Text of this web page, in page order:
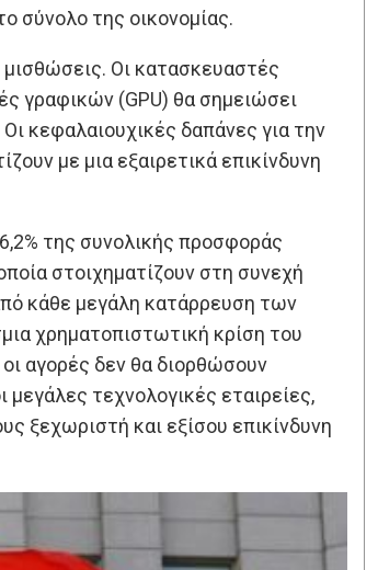
σύνολο της οικονομίας.
μισθώσεις. Οι κατασκευαστές
γραφικών (GPU) θα σημειώσει
κεφαλαιουχικές δαπάνες για την
με μια εξαιρετικά επικίνδυνη
της συνολικής προσφοράς
στοιχηματίζουν στη συνεχή
κάθε μεγάλη κατάρρευση των
χρηματοπιστωτική κρίση του
αγορές δεν θα διορθώσουν
τεχνολογικές εταιρείες,
ξεχωριστή και εξίσου επικίνδυνη